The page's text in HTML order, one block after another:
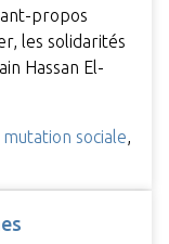
propos
les solidarités
Hassan El-
mutation sociale,